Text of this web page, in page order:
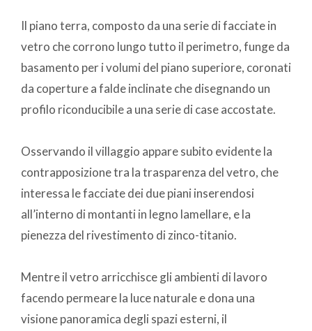
Il piano terra, composto da una serie di facciate in
vetro che corrono lungo tutto il perimetro, funge da
basamento per i volumi del piano superiore, coronati
da coperture a falde inclinate che disegnando un
profilo riconducibile a una serie di case accostate.
Osservando il villaggio appare subito evidente la
contrapposizione tra la trasparenza del vetro, che
interessa le facciate dei due piani inserendosi
all’interno di montanti in legno lamellare, e la
pienezza del rivestimento di zinco-titanio.
Mentre il vetro arricchisce gli ambienti di lavoro
facendo permeare la luce naturale e dona una
visione panoramica degli spazi esterni, il